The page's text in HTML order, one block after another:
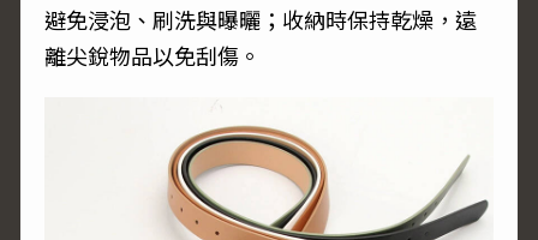
避免浸泡、刷洗與曝曬；收納時保持乾燥，遠
離尖銳物品以免刮傷。